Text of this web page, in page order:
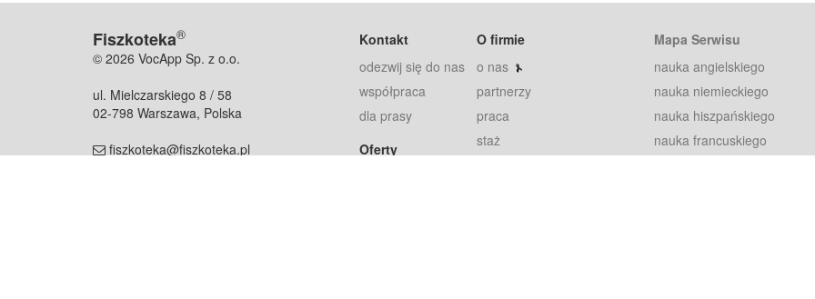
Fiszkoteka®
© 2026 VocApp Sp. z o.o.
ul. Mielczarskiego 8 / 58
02-798 Warszawa, Polska
fiszkoteka@fiszkoteka.pl
Kontakt
odezwij się do nas
współpraca
dla prasy
Oferty
O firmie
o nas
partnerzy
praca
staż
Mapa Serwisu
nauka angielskiego
nauka niemieckiego
nauka hiszpańskiego
nauka francuskiego